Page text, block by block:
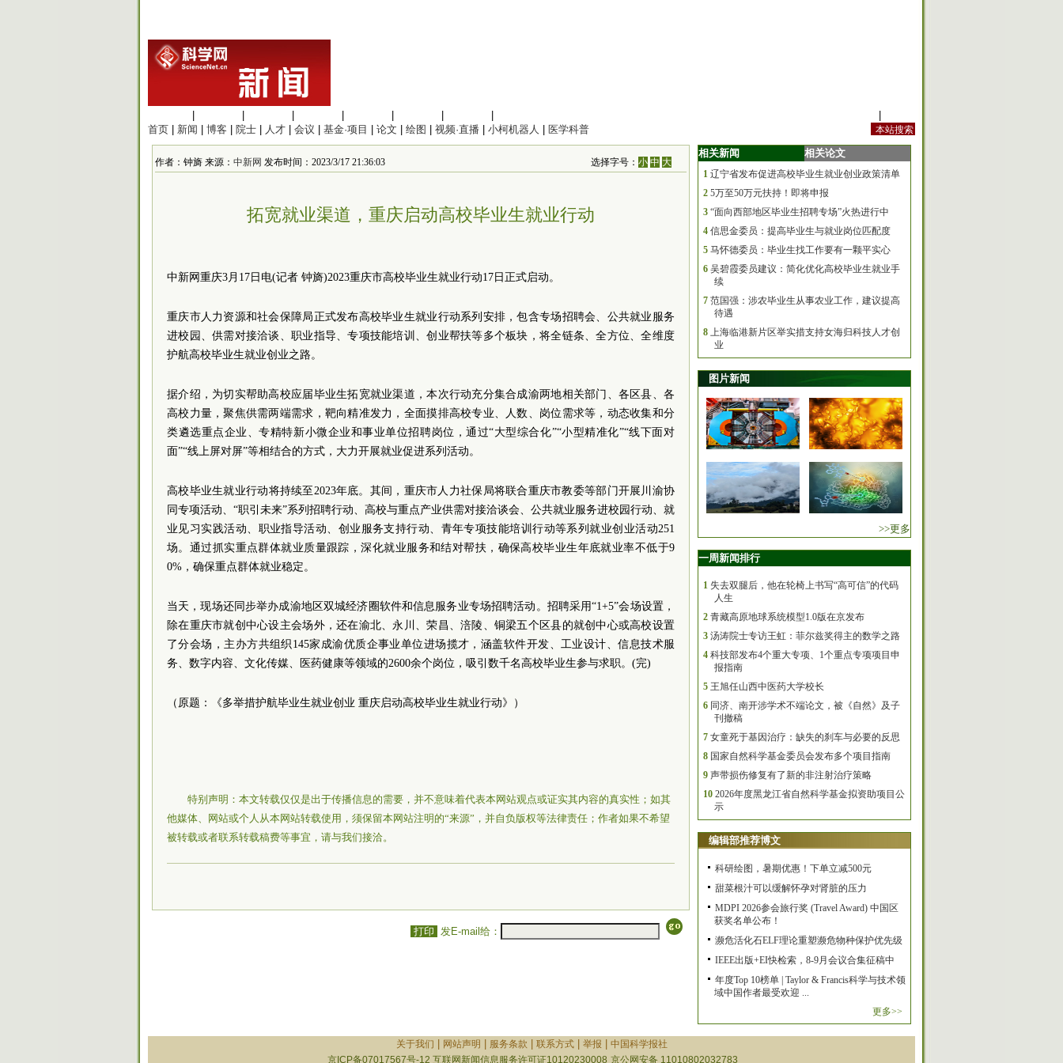
首页
新闻 博客 院士 人才 会议 基金·项目 论文 绘图 视频·直播 小柯机器人 医学科普
作者：钟旖 来源： 中新网 发布时间：2023/3/17 21:36:03 选择字号：小 中 大
拓宽就业渠道，重庆启动高校毕业生就业行动
中新网重庆3月17日电(记者 钟旖)2023重庆市高校毕业生就业行动17日正式启动。
重庆市人力资源和社会保障局正式发布高校毕业生就业行动系列安排，包含专场招聘会、公共就业服务
进校园、供需对接洽谈、职业指导、专项技能培训、创业帮扶等多个板块，将全链条、全方位、全维度
护航高校毕业生就业创业之路。
据介绍，为切实帮助高校应届毕业生拓宽就业渠道，本次行动充分集合成渝两地相关部门、各区县、各
高校力量，聚焦供需两端需求，靶向精准发力，全面摸排高校专业、人数、岗位需求等，动态收集和分
类遴选重点企业、专精特新小微企业和事业单位招聘岗位，通过“大型综合化”“小型精准化”“线下面对
面”“线上屏对屏”等相结合的方式，大力开展就业促进系列活动。
高校毕业生就业行动将持续至2023年底。其间，重庆市人力社保局将联合重庆市教委等部门开展川渝协
同专项活动、“职引未来”系列招聘行动、高校与重点产业供需对接洽谈会、公共就业服务进校园行动、就
业见习实践活动、职业指导活动、创业服务支持行动、青年专项技能培训行动等系列就业创业活动251
场。通过抓实重点群体就业质量跟踪，深化就业服务和结对帮扶，确保高校毕业生年底就业率不低于9
0%，确保重点群体就业稳定。
当天，现场还同步举办成渝地区双城经济圈软件和信息服务业专场招聘活动。招聘采用“1+5”会场设置，
除在重庆市就创中心设主会场外，还在渝北、永川、荣昌、涪陵、铜梁五个区县的就创中心或高校设置
了分会场，主办方共组织145家成渝优质企事业单位进场揽才，涵盖软件开发、工业设计、信息技术服
务、数字内容、文化传媒、医药健康等领域的2600余个岗位，吸引数千名高校毕业生参与求职。(完)
（原题：《多举措护航毕业生就业创业 重庆启动高校毕业生就业行动》）
特别声明：本文转载仅仅是出于传播信息的需要，并不意味着代表本网站观点或证实其内容的真实性；如其
他媒体、网站或个人从本网站转载使用，须保留本网站注明的“来源”，并自负版权等法律责任；作者如果不希望
被转载或者联系转载稿费等事宜，请与我们接洽。
打印 发E-mail给：
相关新闻 相关论文
1 辽宁省发布促进高校毕业生就业创业政策清单
2 5万至50万元扶持！即将申报
3 “面向西部地区毕业生招聘专场”火热进行中
4 信思金委员：提高毕业生与就业岗位匹配度
5 马怀德委员：毕业生找工作要有一颗平实心
6 吴碧霞委员建议：简化优化高校毕业生就业手
续
7 范国强：涉农毕业生从事农业工作，建议提高
待遇
8 上海临港新片区举实措支持女海归科技人才创
业
图片新闻
>>更多
一周新闻排行
1 失去双腿后，他在轮椅上书写“高可信”的代码
人生
2 青藏高原地球系统模型1.0版在京发布
3 汤涛院士专访王虹：菲尔兹奖得主的数学之路
4 科技部发布4个重大专项、1个重点专项项目申
报指南
5 王旭任山西中医药大学校长
6 同济、南开涉学术不端论文，被《自然》及子
刊撤稿
7 女童死于基因治疗：缺失的刹车与必要的反思
8 国家自然科学基金委员会发布多个项目指南
9 声带损伤修复有了新的非注射治疗策略
10 2026年度黑龙江省自然科学基金拟资助项目公
示
编辑部推荐博文
科研绘图，暑期优惠！下单立减500元
甜菜根汁可以缓解怀孕对肾脏的压力
MDPI 2026参会旅行奖 (Travel Award) 中国区
获奖名单公布！
濒危活化石ELF理论重塑濒危物种保护优先级
IEEE出版+EI快检索，8-9月会议合集征稿中
年度Top 10榜单 | Taylor & Francis科学与技术领
域中国作者最受欢迎 ...
更多>>
关于我们 网站声明 服务条款 联系方式| 举报
中国科学报社
京ICP备07017567号-12 互联网新闻信息服务许可证10120230008 京公网安备 11010802032783